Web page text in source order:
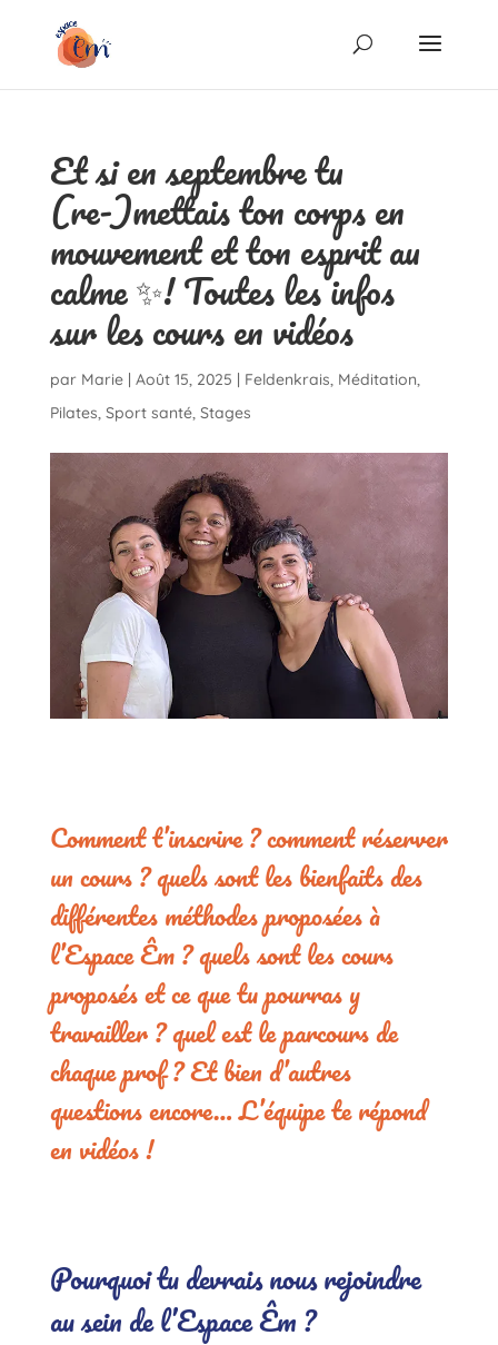
Et si en septembre tu
(re-)mettais ton corps en
mouvement et ton esprit au
calme ✨! Toutes les infos
sur les cours en vidéos
par Marie| Août 15, 2025 | Feldenkrais, Méditation,
Pilates, Sport santé, Stages
Comment t’inscrire ? comment réserver
un cours ? quels sont les bienfaits des
différentes méthodes proposées à
l’Espace Êm ? quels sont les cours
proposés et ce que tu pourras y
travailler ? quel est le parcours de
chaque prof ? Et bien d’autres
questions encore… L’équipe te répond
en vidéos !
Pourquoi tu devrais nous rejoindre
au sein de l’Espace Êm ?